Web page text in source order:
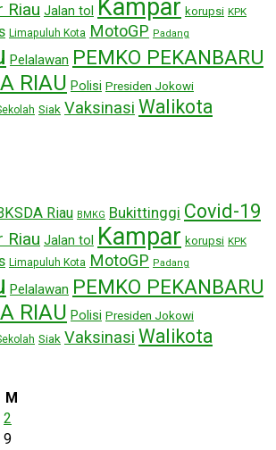
Riau Jalan tol Kampar korupsi KPK
Limapuluh Kota MotoGP Padang
Pelalawan PEMKO PEKANBARU
RIAU Polisi Presiden Jokowi
Siak Vaksinasi Walikota
Riau BMKG Bukittinggi Covid-19
Riau Jalan tol Kampar korupsi KPK
Limapuluh Kota MotoGP Padang
Pelalawan PEMKO PEKANBARU
RIAU Polisi Presiden Jokowi
Siak Vaksinasi Walikota
M
2
9